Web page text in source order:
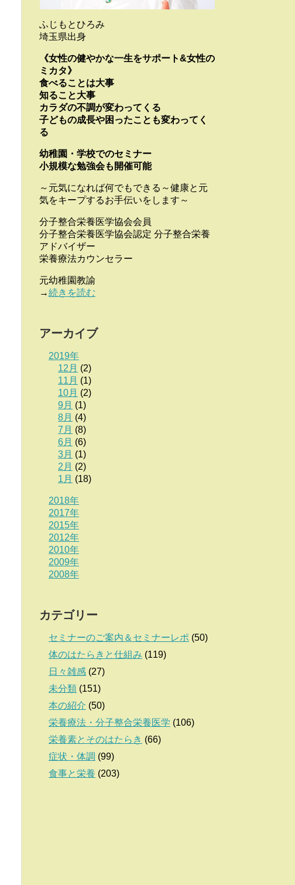
ふじもとひろみ
埼玉県出身
《女性の健やかな一生をサポート&女性の
ミカタ》
食べることは大事
知ること大事
カラダの不調が変わってくる
子どもの成長や困ったことも変わってく
る
幼稚園・学校でのセミナー
小規模な勉強会も開催可能
～元気になれば何でもできる～健康と元
気をキープするお手伝いをします～
分子整合栄養医学協会会員
分子整合栄養医学協会認定 分子整合栄養
アドバイザー
栄養療法カウンセラー
元幼稚園教諭
→続きを読む
アーカイブ
2019年
12月 (2)
11月 (1)
10月 (2)
9月 (1)
8月 (4)
7月 (8)
6月 (6)
3月 (1)
2月 (2)
1月 (18)
2018年
2017年
2015年
2012年
2010年
2009年
2008年
カテゴリー
セミナーのご案内＆セミナーレポ (50)
体のはたらきと仕組み (119)
日々雑感 (27)
未分類 (151)
本の紹介 (50)
栄養療法・分子整合栄養医学 (106)
栄養素とそのはたらき (66)
症状・体調 (99)
食事と栄養 (203)